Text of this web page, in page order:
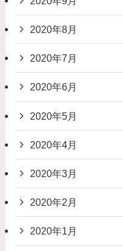
2020年8月
2020年7月
2020年6月
2020年5月
2020年4月
2020年3月
2020年2月
2020年1月